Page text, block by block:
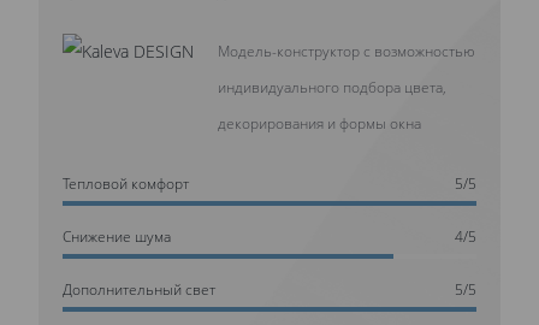
Модель-конструктор с возможностью
индивидуального подбора цвета,
декорирования и формы окна
Тепловой комфорт 5/5
Cнижение шума 4/5
Дополнительный свет 5/5